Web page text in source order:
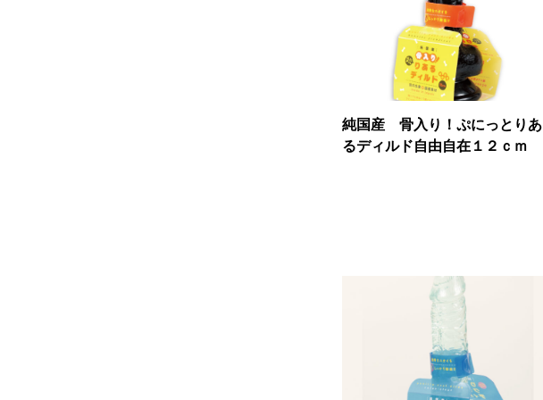
純国産 骨入り！ぷにっとりあ
るディルド自由自在１２ｃｍ